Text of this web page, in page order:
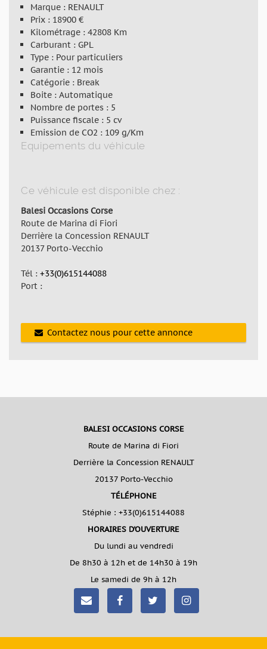
Marque : RENAULT
Prix : 18900 €
Kilométrage : 42808 Km
Carburant : GPL
Type : Pour particuliers
Garantie : 12 mois
Catégorie : Break
Boite : Automatique
Nombre de portes : 5
Puissance fiscale : 5 cv
Emission de CO2 : 109 g/Km
Equipements du véhicule
Ce véhicule est disponible chez :
Balesi Occasions Corse
Route de Marina di Fiori
Derrière la Concession RENAULT
20137 Porto-Vecchio
Tél : +33(0)615144088
Port :
Contactez nous pour cette annonce
BALESI OCCASIONS CORSE
Route de Marina di Fiori
Derrière la Concession RENAULT
20137 Porto-Vecchio
TÉLÉPHONE
Stéphie : +33(0)615144088
HORAIRES D'OUVERTURE
Du lundi au vendredi
De 8h30 à 12h et de 14h30 à 19h
Le samedi de 9h à 12h